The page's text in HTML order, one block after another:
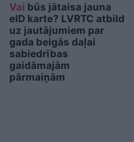
Vai būs jātaisa jauna
eID karte? LVRTC atbild
uz jautājumiem par
gada beigās daļai
sabiedrības
gaidāmajām
pārmaiņām